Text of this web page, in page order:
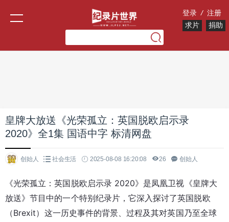
登录 / 注册
求片
捐助
皇牌大放送《光荣孤立：英国脱欧启示录
2020》全1集 国语中字 标清网盘
创始人 社会生活 2025-08-08 16:20:08 26 创始人
《光荣孤立：英国脱欧启示录 2020》是凤凰卫视《皇牌大
放送》节目中的一个特别纪录片，它深入探讨了英国脱欧
（Brexit）这一历史事件的背景、过程及其对英国乃至全球